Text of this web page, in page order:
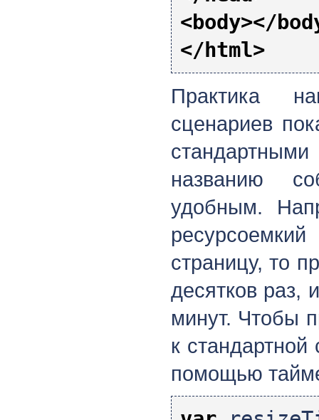
<body></
</html>
Практика
сценариев
названию
удобным.
страницу, то
десятков раз,
минут. Чтобы
к
помощью